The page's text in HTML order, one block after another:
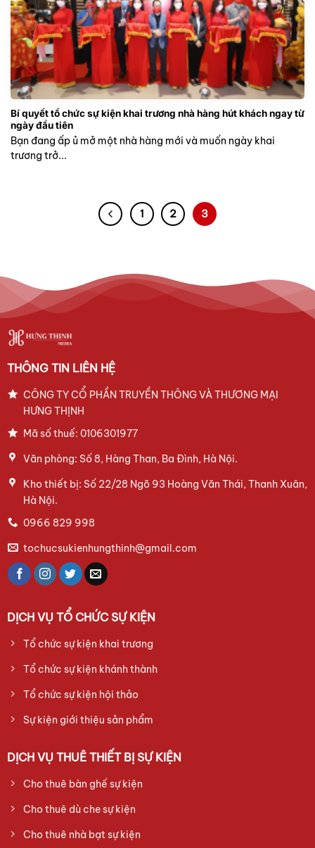
Bí quyết tổ chức sự kiện khai trương nhà hàng hút khách ngay từ
ngày đầu tiên
Bạn đang ấp ủ mở một nhà hàng mới và muốn ngày khai
trương trở...
1 2 3
THÔNG TIN LIÊN HỆ
CÔNG TY CỔ PHẦN TRUYỀN THÔNG VÀ THƯƠNG MẠI
HƯNG THỊNH
Mã số thuế: 0106301977
Văn phòng: Số 8, Hàng Than, Ba Đình, Hà Nội.
Kho thiết bị: Số 22/28 Ngõ 93 Hoàng Văn Thái, Thanh Xuân,
Hà Nội.
0966 829 998
tochucsukienhungthinh@gmail.com
DỊCH VỤ TỔ CHỨC SỰ KIỆN
Tổ chức sự kiện khai trương
Tổ chức sự kiện khánh thành
Tổ chức sự kiện hội thảo
Sự kiện giới thiệu sản phẩm
DỊCH VỤ THUÊ THIẾT BỊ SỰ KIỆN
Cho thuê bàn ghế sự kiện
Cho thuê dù che sự kiện
Cho thuê nhà bạt sự kiện